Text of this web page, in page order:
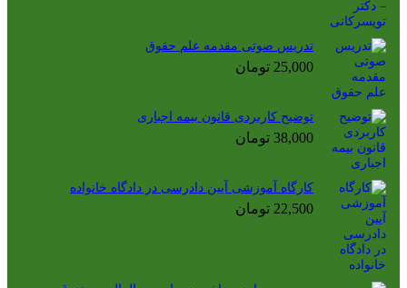
تدریس صوتی مقدمه علم حقوق
25,000 تومان
توضیح کاربردی قانون بیمه اجباری
38,000 تومان
کارگاه آموزشی آیین دادرسی در دادگاه خانواده
22,500 تومان